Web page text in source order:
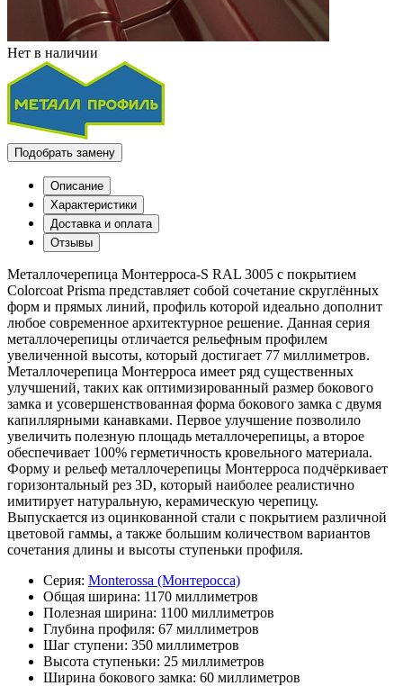
Нет в наличии
Подобрать замену
Описание
Характеристики
Доставка и оплата
Отзывы
Металлочерепица Монтерроса-S RAL 3005 с покрытием
Colorcoat Prisma представляет собой сочетание скруглённых
форм и прямых линий, профиль которой идеально дополнит
любое современное архитектурное решение. Данная серия
металлочерепицы отличается рельефным профилем
увеличенной высоты, который достигает 77 миллиметров.
Металлочерепица Монтерроса имеет ряд существенных
улучшений, таких как оптимизированный размер бокового
замка и усовершенствованная форма бокового замка с двумя
капиллярными канавками. Первое улучшение позволило
увеличить полезную площадь металлочерепицы, а второе
обеспечивает 100% герметичность кровельного материала.
Форму и рельеф металлочерепицы Монтерроса подчёркивает
горизонтальный рез 3D, который наиболее реалистично
имитирует натуральную, керамическую черепицу.
Выпускается из оцинкованной стали с покрытием различной
цветовой гаммы, а также большим количеством вариантов
сочетания длины и высоты ступеньки профиля.
Серия: Monterossa (Монтеросса)
Общая ширина: 1170 миллиметров
Полезная ширина: 1100 миллиметров
Глубина профиля: 67 миллиметров
Шаг ступени: 350 миллиметров
Высота ступеньки: 25 миллиметров
Ширина бокового замка: 60 миллиметров